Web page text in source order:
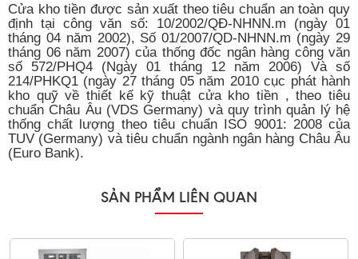
Cửa kho tiền được sản xuất theo tiêu chuẩn an toàn quy
định tại công văn số: 10/2002/QĐ-NHNN.m (ngày 01
tháng 04 năm 2002), Số 01/2007/QD-NHNN.m (ngày 29
tháng 06 năm 2007) của thống đốc ngân hàng công văn
số 572/PHQ4 (Ngày 01 tháng 12 năm 2006) Và số
214/PHKQ1 (ngày 27 tháng 05 năm 2010 cục phát hành
kho quỹ về thiết kế kỹ thuật cửa kho tiền , theo tiêu
chuẩn Châu Âu (VDS Germany) và quy trình quản lý hệ
thống chất lượng theo tiêu chuẩn ISO 9001: 2008 của
TUV (Germany) và tiêu chuẩn ngành ngân hàng Châu Âu
(Euro Bank).
SẢN PHẨM LIÊN QUAN